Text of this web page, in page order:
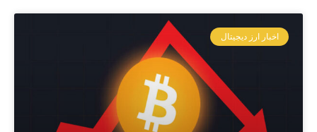
اخبار ارز دیجیتال